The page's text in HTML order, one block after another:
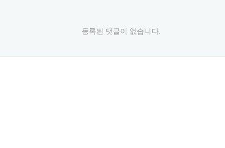
등록된 댓글이 없습니다.